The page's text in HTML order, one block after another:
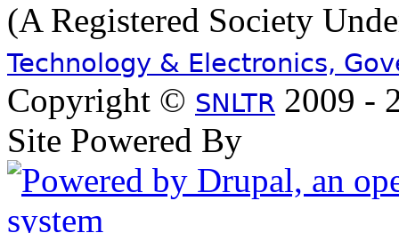
(A Registered Society
Technology & Electronics,
Copyright © SNLTR 2009 -
Site Powered By